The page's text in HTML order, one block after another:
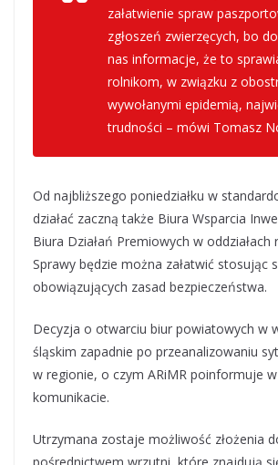
załatwienie spraw
zgłoszeń zwierzęcych, bo
nas informacje, że to
rolnikom, w związku z
wywołanymi epidemią,
trudności – mówi Tomasz
Od najbliższego poniedziałku w
działać zaczną także Biura Wsparcia
Biura Działań Premiowych w oddziałach
Sprawy będzie można załatwić stosując
obowiązujących zasad bezpieczeństwa.
Decyzja o otwarciu biur powiatowych w
śląskim zapadnie po przeanalizowaniu
w regionie, o czym ARiMR poinformuje
komunikacie.
Utrzymana zostaje możliwość złożenia